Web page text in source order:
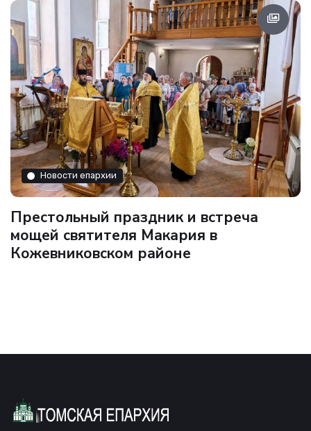
Новости епархии
Престольный праздник и встреча
мощей святителя Макария в
Кожевниковском районе